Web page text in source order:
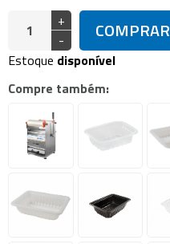
+
-
COMPRAR
Estoque disponível
Compre também: